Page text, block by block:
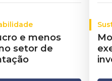
e menos
setor de